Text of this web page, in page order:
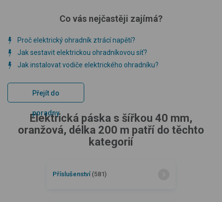
Co vás nejčastěji zajímá?
Proč elektrický ohradník ztrácí napětí?
Jak sestavit elektrickou ohradníkovou síť?
Jak instalovat vodiče elektrického ohradníku?
Přejít do
poradny
Elektrická páska s šířkou 40 mm,
oranžová, délka 200 m patří do těchto
kategorií
Příslušenství (581)